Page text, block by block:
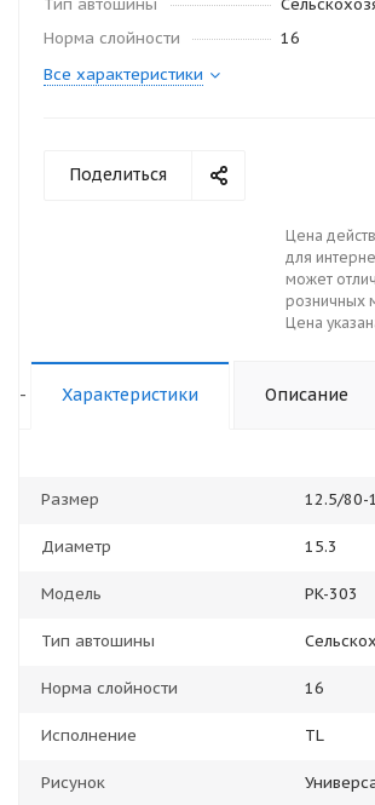
Тип автошины
Норма слойности
16
Все характеристики
Поделиться
Цена
для
может
розничных
Цена
- Характеристики Описание
Размер 12.5/80-
Диаметр 15.3
Модель PK-303
Тип автошины
Норма слойности 16
Исполнение TL
Рисунок